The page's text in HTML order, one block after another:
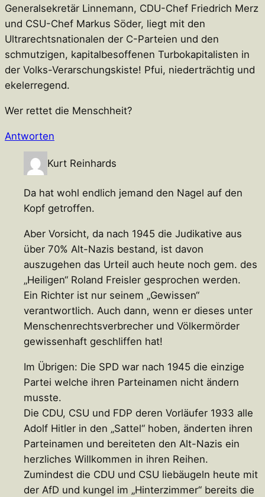
Generalsekretär Linnemann, CDU-Chef Friedrich Merz
und CSU-Chef Markus Söder, liegt mit den
Ultrarechtsnationalen der C-Parteien und den
schmutzigen, kapitalbesoffenen Turbokapitalisten in
der Volks-Verarschungskiste! Pfui, niederträchtig und
ekelerregend.
Wer rettet die Menschheit?
Antworten
Kurt Reinhards
Da hat wohl endlich jemand den Nagel auf den
Kopf getroffen.
Aber Vorsicht, da nach 1945 die Judikative aus
über 70% Alt-Nazis bestand, ist davon
auszugehen das Urteil auch heute noch gem. des
„Heiligen“ Roland Freisler gesprochen werden.
Ein Richter ist nur seinem „Gewissen“
verantwortlich. Auch dann, wenn er dieses unter
Menschenrechtsverbrecher und Völkermörder
gewissenhaft geschliffen hat!
Im Übrigen: Die SPD war nach 1945 die einzige
Partei welche ihren Parteinamen nicht ändern
musste.
Die CDU, CSU und FDP deren Vorläufer 1933 alle
Adolf Hitler in den „Sattel“ hoben, änderten ihren
Parteinamen und bereiteten den Alt-Nazis ein
herzliches Willkommen in ihren Reihen.
Zumindest die CDU und CSU liebäugeln heute mit
der AfD und kungel im „Hinterzimmer“ bereits die